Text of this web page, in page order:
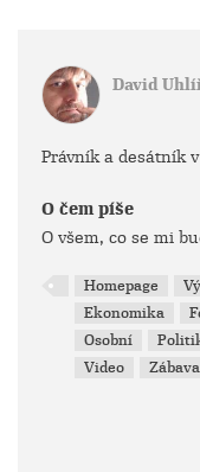
David
Právník a desátník
O čem píše
O všem, co se mi
Homepage
Ekonomika
Osobní
Video
Zábava